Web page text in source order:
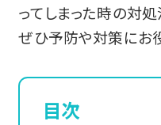
ってしまった時の対
ぜひ予防や対策にお
目次